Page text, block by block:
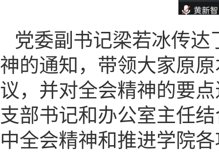
党委副书记梁若冰传
神的通知，带领大家原
议，并对全会精神的要
支部书记和办公室主任
中全会精神和推进学院